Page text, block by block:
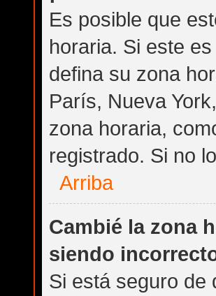
Es posible que
horaria. Si este
defina su zona
París, Nueva
zona horaria,
registrado. Si no
Arriba
Cambié la zona
siendo
Si está seguro de